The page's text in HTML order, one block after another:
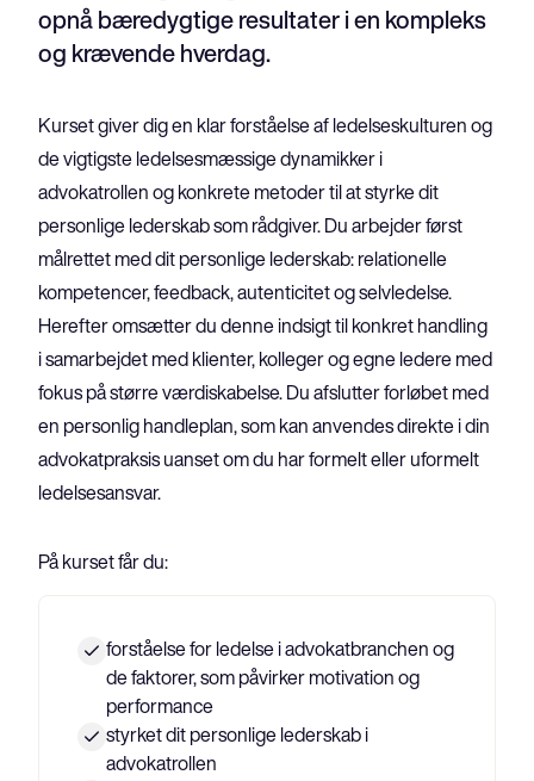
opnå bæredygtige resultater i en kompleks
og krævende hverdag.
Kurset giver dig en klar forståelse af ledelseskulturen og
de vigtigste ledelsesmæssige dynamikker i
advokatrollen og konkrete metoder til at styrke dit
personlige lederskab som rådgiver. Du arbejder først
målrettet med dit personlige lederskab: relationelle
kompetencer, feedback, autenticitet og selvledelse.
Herefter omsætter du denne indsigt til konkret handling
i samarbejdet med klienter, kolleger og egne ledere med
fokus på større værdiskabelse. Du afslutter forløbet med
en personlig handleplan, som kan anvendes direkte i din
advokatpraksis uanset om du har formelt eller uformelt
ledelsesansvar.
På kurset får du:
forståelse for ledelse i advokatbranchen og
de faktorer, som påvirker motivation og
performance
styrket dit personlige lederskab i
advokatrollen